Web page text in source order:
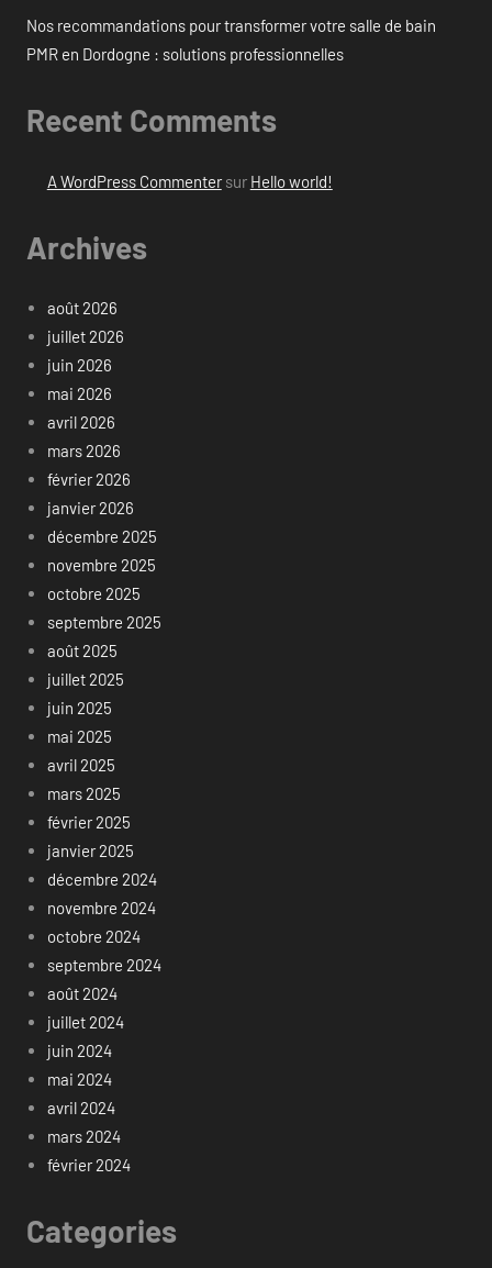
Nos recommandations pour transformer votre salle de bain
PMR en Dordogne : solutions professionnelles
Recent Comments
A WordPress Commentersur Hello world!
Archives
août 2026
juillet 2026
juin 2026
mai 2026
avril 2026
mars 2026
février 2026
janvier 2026
décembre 2025
novembre 2025
octobre 2025
septembre 2025
août 2025
juillet 2025
juin 2025
mai 2025
avril 2025
mars 2025
février 2025
janvier 2025
décembre 2024
novembre 2024
octobre 2024
septembre 2024
août 2024
juillet 2024
juin 2024
mai 2024
avril 2024
mars 2024
février 2024
Categories